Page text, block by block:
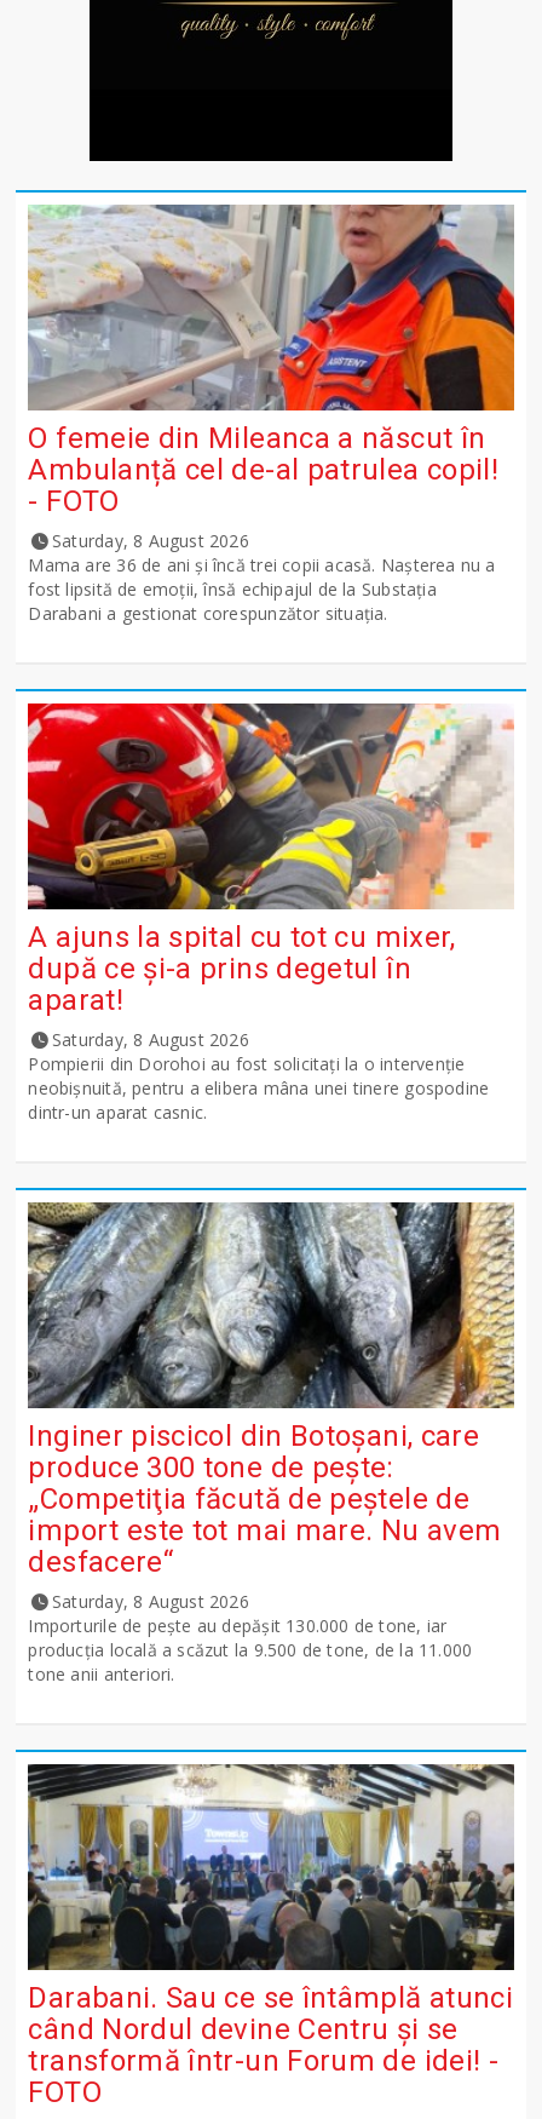
O femeie din Mileanca a născut în
Ambulanță cel de-al patrulea copil!
- FOTO
Saturday, 8 August 2026
Mama are 36 de ani și încă trei copii acasă. Nașterea nu a
fost lipsită de emoții, însă echipajul de la Substația
Darabani a gestionat corespunzător situația.
A ajuns la spital cu tot cu mixer,
după ce și-a prins degetul în
aparat!
Saturday, 8 August 2026
Pompierii din Dorohoi au fost solicitați la o intervenție
neobișnuită, pentru a elibera mâna unei tinere gospodine
dintr-un aparat casnic.
Inginer piscicol din Botoşani, care
produce 300 tone de peşte:
„Competiţia făcută de peştele de
import este tot mai mare. Nu avem
desfacere“
Saturday, 8 August 2026
Importurile de peşte au depăşit 130.000 de tone, iar
producţia locală a scăzut la 9.500 de tone, de la 11.000
tone anii anteriori.
Darabani. Sau ce se întâmplă atunci
când Nordul devine Centru și se
transformă într-un Forum de idei! -
FOTO